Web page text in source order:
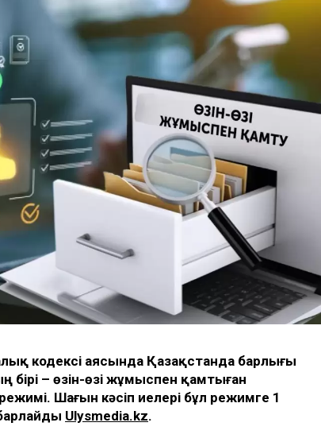
кодексі аясында Қазақстанда барлығы
– өзін-өзі жұмыспен қамтыған
Шағын кәсіп иелері бұл режимге 1
Ulysmedia.kz.